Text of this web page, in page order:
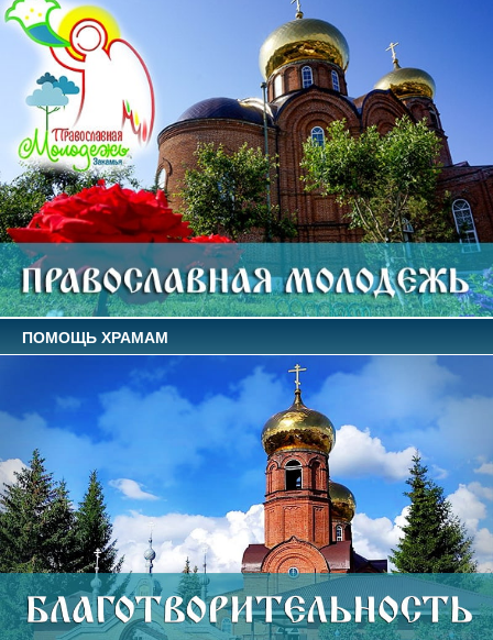
ПОМОЩЬ ХРАМАМ